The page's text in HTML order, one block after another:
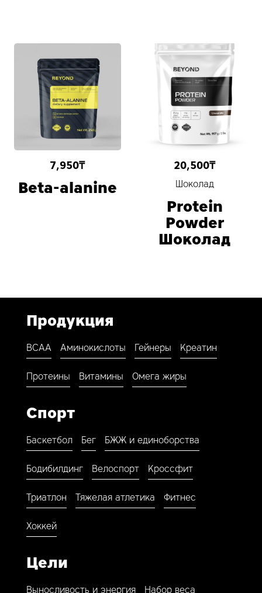
7,950₸
Beta-alanine
20,500₸
Шоколад
Protein
Powder
Шоколад
Продукция
BCAA Аминокислоты Гейнеры Креатин
Протеины Витамины Омега жиры
Спорт
Баскетбол Бег БЖЖ и единоборства
Бодибилдинг Велоспорт Кроссфит
Триатлон Тяжелая атлетика Фитнес
Хоккей
Цели
Выносливость и энергия Набор веса